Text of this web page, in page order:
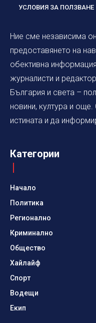
УСЛОВИЯ ЗА ПОЛЗВАНЕ
Ние сме независима
предоставянето на
обективна
журналисти и
България и света –
новини, култура и
истината и да
Категории
Начало
Политика
Регионално
Криминално
Общество
Хайлайф
Спорт
Водещи
Екип